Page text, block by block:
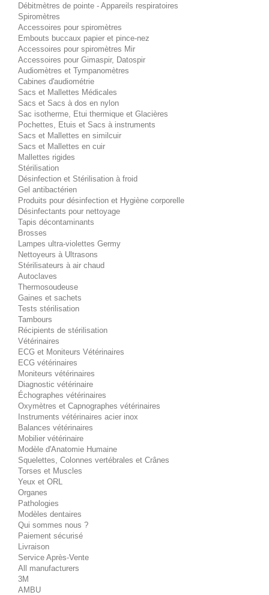
Débitmètres de pointe - Appareils respiratoires
Spiromètres
Accessoires pour spiromètres
Embouts buccaux papier et pince-nez
Accessoires pour spiromètres Mir
Accessoires pour Gimaspir, Datospir
Audiomètres et Tympanomètres
Cabines d'audiométrie
Sacs et Mallettes Médicales
Sacs et Sacs à dos en nylon
Sac isotherme, Etui thermique et Glacières
Pochettes, Etuis et Sacs à instruments
Sacs et Mallettes en similcuir
Sacs et Mallettes en cuir
Mallettes rigides
Stérilisation
Désinfection et Stérilisation à froid
Gel antibactérien
Produits pour désinfection et Hygiène corporelle
Désinfectants pour nettoyage
Tapis décontaminants
Brosses
Lampes ultra-violettes Germy
Nettoyeurs à Ultrasons
Stérilisateurs à air chaud
Autoclaves
Thermosoudeuse
Gaines et sachets
Tests stérilisation
Tambours
Récipients de stérilisation
Vétérinaires
ECG et Moniteurs Vétérinaires
ECG vétérinaires
Moniteurs vétérinaires
Diagnostic vétérinaire
Échographes vétérinaires
Oxymètres et Capnographes vétérinaires
Instruments vétérinaires acier inox
Balances vétérinaires
Mobilier vétérinaire
Modèle d'Anatomie Humaine
Squelettes, Colonnes vertébrales et Crânes
Torses et Muscles
Yeux et ORL
Organes
Pathologies
Modèles dentaires
Qui sommes nous ?
Paiement sécurisé
Livraison
Service Après-Vente
All manufacturers
3M
AMBU